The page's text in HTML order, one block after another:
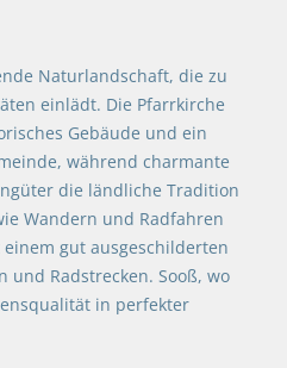
Naturlandschaft, die zu
einlädt. Die Pfarrkirche
Gebäude und ein
während charmante
die ländliche Tradition
Wandern und Radfahren
gut ausgeschilderten
und Radstrecken. Sooß, wo
in perfekter